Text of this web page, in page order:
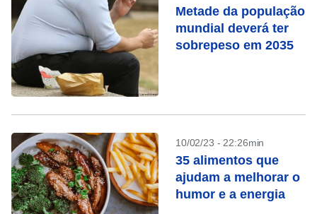
Metade da população
mundial deverá ter
sobrepeso em 2035
10/02/23 - 22:26min
35 alimentos que
ajudam a melhorar o
humor e a energia